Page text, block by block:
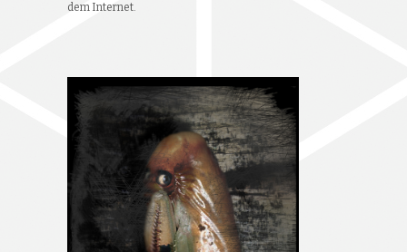
dem Internet.